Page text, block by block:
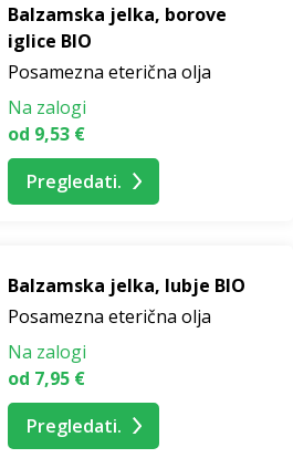
Balzamska jelka, borove
iglice BIO
Posamezna eterična olja
Na zalogi
od 9,53 €
Pregledati.
Balzamska jelka, lubje BIO
Posamezna eterična olja
Na zalogi
od 7,95 €
Pregledati.